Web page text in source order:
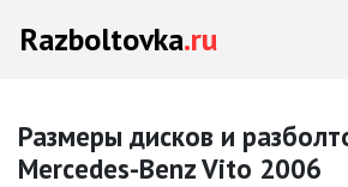
Razboltovka.ru
Размеры дисков и
Mercedes-Benz Vito 2006